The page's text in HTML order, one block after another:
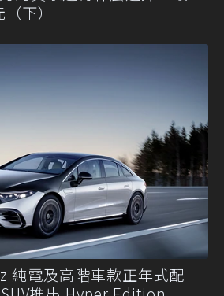
下）
純電及高階車款正年式配